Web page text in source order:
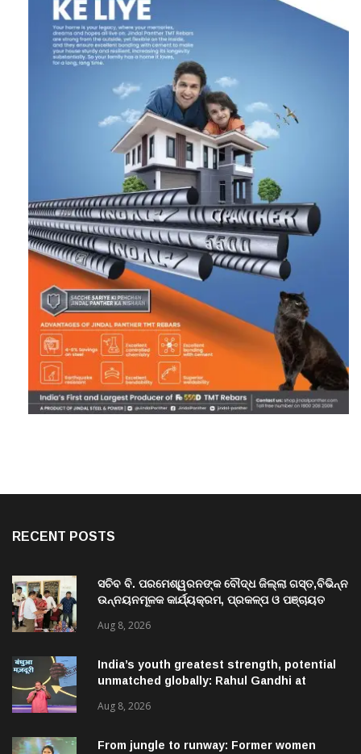
RECENT POSTS
ସଚିବ ବି. ପରମେଶ୍ୱରନଙ୍କ ବୌଦ୍ଧ ଜିଲ୍ଲା ଗସ୍ତ,ବିଭିନ୍ନ
ଉନ୍ନୟନମୂଳକ କାର୍ଯ୍ୟକ୍ରମ, ପ୍ରକଳ୍ପ ଓ ପଞ୍ଚାୟତ
Aug 8, 2026
India’s youth greatest strength, potential
unmatched globally: Rahul Gandhi at
Aug 8, 2026
From jungle to runway: Former women